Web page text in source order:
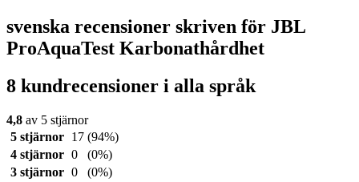
svenska recensioner skriven för JBL
ProAquaTest Karbonathårdhet
8 kundrecensioner i alla språk
4,8 av 5 stjärnor
5 stjärnor
17 (94%)
4 stjärnor 0
(0%)
3 stjärnor 0
(0%)